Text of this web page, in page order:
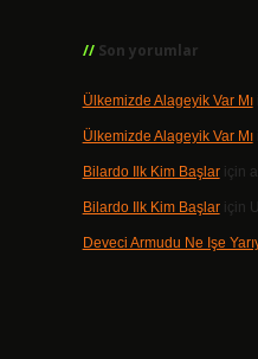
Son yorumlar
Ülkemizde Alageyik Var Mı
Ülkemizde Alageyik Var Mı
Bilardo Ilk Kim Başlariçin
Bilardo Ilk Kim Başlariçin
Deveci Armudu Ne Işe